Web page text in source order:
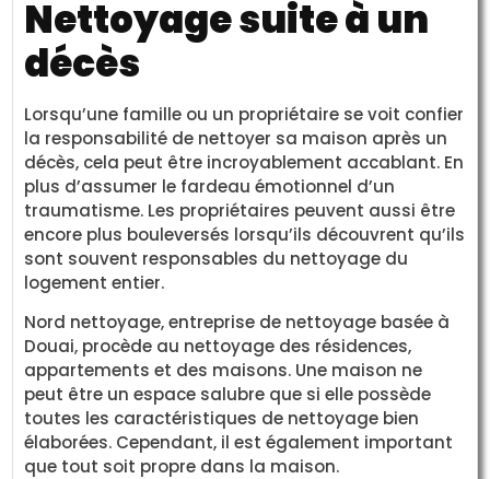
Nettoyage suite à un
décès
Lorsqu’une famille ou un propriétaire se voit confier
la responsabilité de nettoyer sa maison après un
décès, cela peut être incroyablement accablant. En
plus d’assumer le fardeau émotionnel d’un
traumatisme. Les propriétaires peuvent aussi être
encore plus bouleversés lorsqu’ils découvrent qu’ils
sont souvent responsables du nettoyage du
logement entier.
Nord nettoyage, entreprise de nettoyage basée à
Douai, procède au nettoyage des résidences,
appartements et des maisons. Une maison ne
peut être un espace salubre que si elle possède
toutes les caractéristiques de nettoyage bien
élaborées. Cependant, il est également important
que tout soit propre dans la maison.